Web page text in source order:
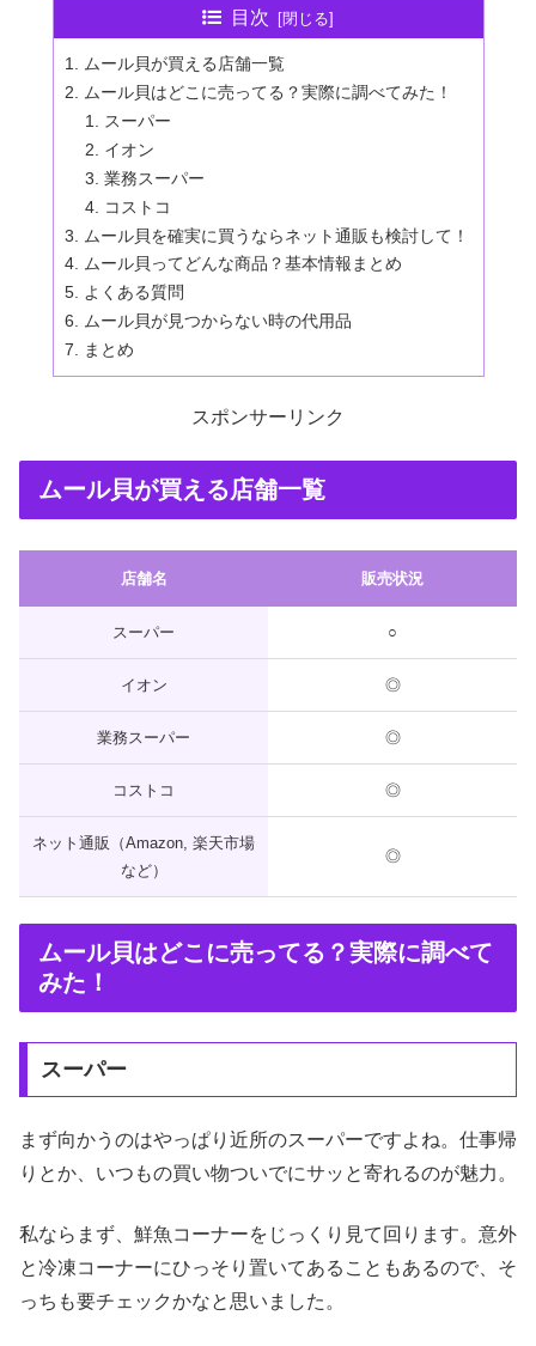
目次
ムール貝が買える店舗一覧
ムール貝はどこに売ってる？実際に調べてみた！
スーパー
イオン
業務スーパー
コストコ
ムール貝を確実に買うならネット通販も検討して！
ムール貝ってどんな商品？基本情報まとめ
よくある質問
ムール貝が見つからない時の代用品
まとめ
スポンサーリンク
ムール貝が買える店舗一覧
店舗名 販売状況
スーパー ○
イオン ◎
業務スーパー ◎
コストコ ◎
ネット通販（Amazon, 楽天市場
など）
◎
ムール貝はどこに売ってる？実際に調べて
みた！
スーパー
まず向かうのはやっぱり近所のスーパーですよね。仕事帰
りとか、いつもの買い物ついでにサッと寄れるのが魅力。
私ならまず、鮮魚コーナーをじっくり見て回ります。意外
と冷凍コーナーにひっそり置いてあることもあるので、そ
っちも要チェックかなと思いました。